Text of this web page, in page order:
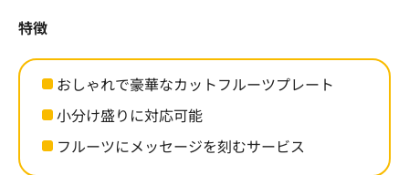
特徴
おしゃれで豪華なカットフルーツプレート
小分け盛りに対応可能
フルーツにメッセージを刻むサービス